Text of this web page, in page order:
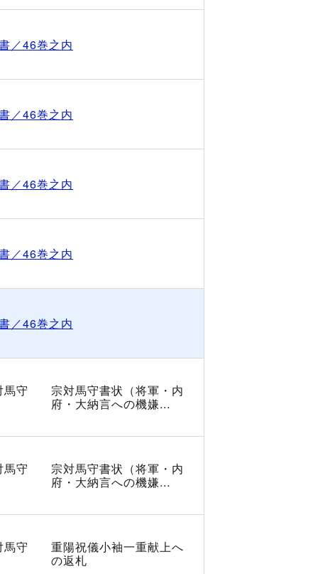
／46巻之内
／46巻之内
／46巻之内
／46巻之内
／46巻之内
馬守
宗対馬守書状（将軍・内
府・大納言への機嫌...
馬守
宗対馬守書状（将軍・内
府・大納言への機嫌...
馬守
重陽祝儀小袖一重献上へ
の返札